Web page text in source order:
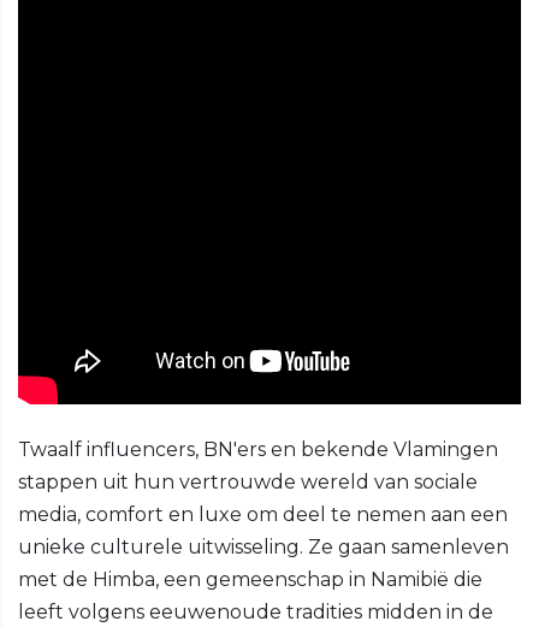
Twaalf influencers, BN'ers en bekende Vlamingen
stappen uit hun vertrouwde wereld van sociale
media, comfort en luxe om deel te nemen aan een
unieke culturele uitwisseling. Ze gaan samenleven
met de Himba, een gemeenschap in Namibië die
leeft volgens eeuwenoude tradities midden in de